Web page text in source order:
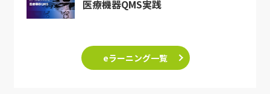
医療機器QMS実践
eラーニング一覧